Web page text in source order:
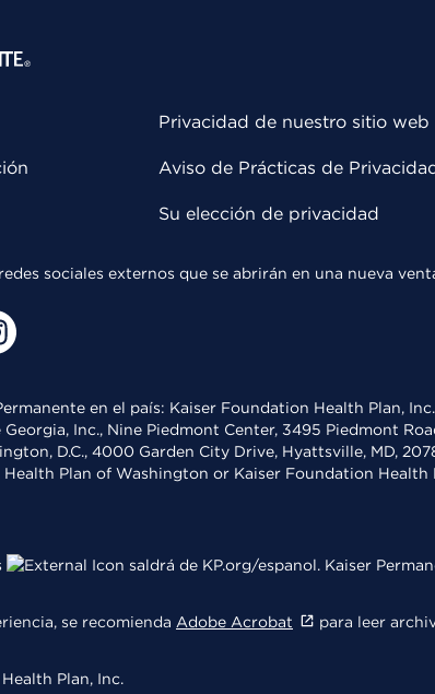
Privacidad de nuestro sitio web
Aviso de Prácticas de
Su elección de privacidad
sociales externos que se abrirán en una nueva
en el país: Kaiser Foundation Health Plan,
Inc., Nine Piedmont Center, 3495 Piedmont
D.C., 4000 Garden City Drive, Hyattsville, MD,
Plan of Washington or Kaiser Foundation
saldrá de KP.org/espanol. Kaiser
se recomienda Adobe Acrobat para leer
Plan, Inc.